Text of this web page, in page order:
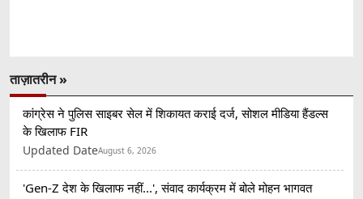
ताज़ातरीन »
कांग्रेस ने पुलिस साइबर सेल में शिकायत कराई दर्ज, सोशल मीडिया हैंडल्स
के खिलाफ FIR
Updated DateAugust 6, 2026
'Gen-Z देश के खिलाफ नहीं...', संवाद कार्यक्रम में बोले मोहन भागवत